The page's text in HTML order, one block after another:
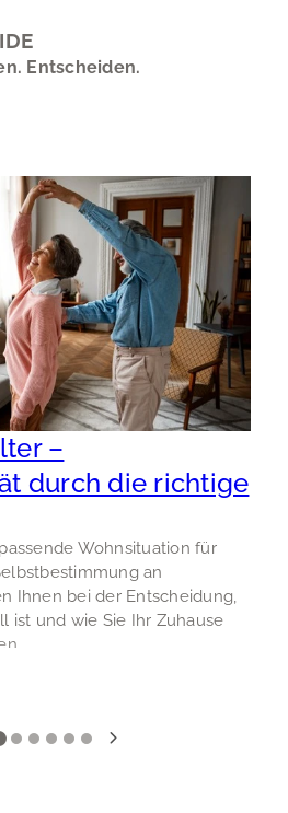
Entscheiden.
–
durch die richtige
Wohnsituation für
an
Ihnen bei der Entscheidung,
ist und wie Sie Ihr Zuhause